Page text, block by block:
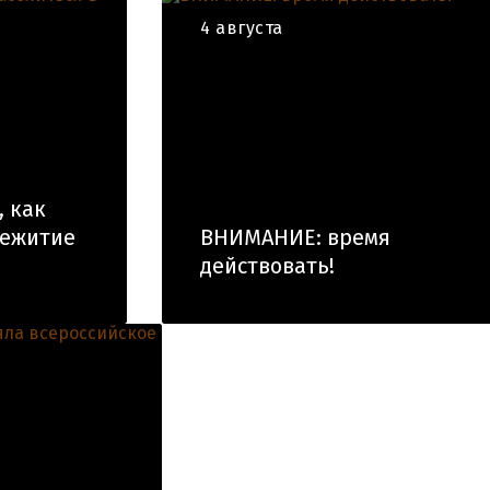
как
4 августа
ВНИМАНИЕ: время
действовать!